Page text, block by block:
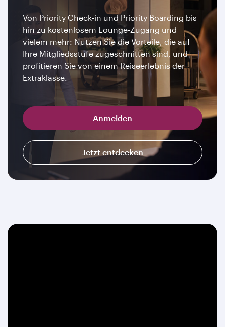
Von Priority Check-in und Priority Boarding bis
hin zu kostenlosem Lounge-Zugang und
vielem mehr: Nutzen Sie die Vorteile, die auf
Ihre Mitgliedsstufe zugeschnitten sind, und
profitieren Sie von einem Reiseerlebnis der
Extraklasse.
Anmelden
Jetzt entdecken